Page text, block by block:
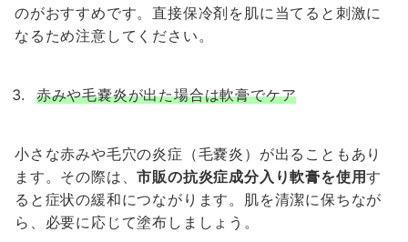
のがおすすめです。直接保冷剤を肌に当てると刺激に
なるため注意してください。
赤みや毛嚢炎が出た場合は軟膏でケア
小さな赤みや毛穴の炎症（毛嚢炎）が出ることもあり
ます。その際は、市販の抗炎症成分入り軟膏を使用す
ると症状の緩和につながります。肌を清潔に保ちなが
ら、必要に応じて塗布しましょう。